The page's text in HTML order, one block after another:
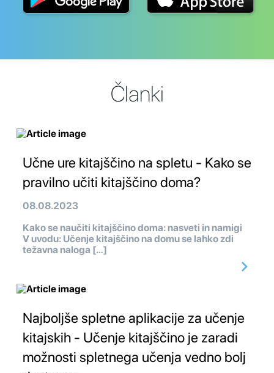
Članki
Učne ure kitajščino na spletu - Kako se
pravilno učiti kitajščino doma?
08.08.2023
Kako se naučiti kitajščino doma: nasveti in namigi
V uvodu: Učenje kitajščino na domu se lahko zdi
težavna naloga […]
Najboljše spletne aplikacije za učenje
kitajskih - Učenje kitajščino je zaradi
možnosti spletnega učenja vedno bolj